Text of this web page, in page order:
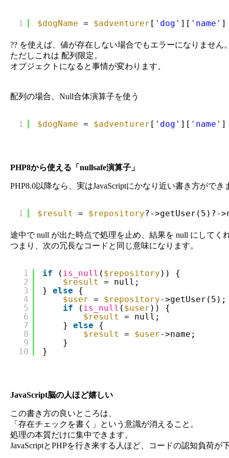
1 $dogName = $adventurer [ 'dog' ][ 'name' ]
?? を使えば、値が存在しない場合でもエラーになりません。
ただしこれは 配列限定。
オブジェクトになると事情が変わります。
配列の場合、Null合体演算子を使う
1 $dogName = $adventurer [ 'dog' ][ 'name' ]
PHP8から使える「nullsafe演算子」
PHP8.0以降なら、実はJavaScriptにかなり近い書き方ができ
1 $result = $repository?->getUser(5)?-
途中で null が出た時点で処理を止め、結果を null にしてく
つまり、次の冗長なコードと同じ意味になります。
1
2
3
4
5
6
7
8
9
10
if ( is_null ( $repository )) {
$result
= null;
} else
{
$user = $repository->getUser(5);
if
( is_null ( $user )) {
$result
= null;
} else
{
$result
= $user->name;
}
}
JavaScript脳の人ほど嬉しい
この書き方の良いところは、
「存在チェックを書く」という意識が消えること。
処理の本質だけに集中できます。
JavaScriptとPHPを行き来する人ほど、コードの認知負荷が